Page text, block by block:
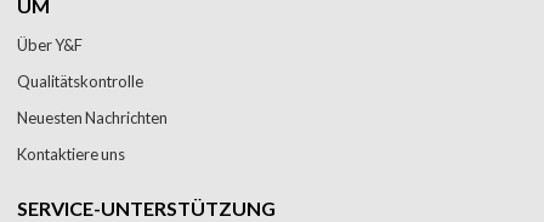
UM
Über Y&F
Qualitätskontrolle
Neuesten Nachrichten
Kontaktiere uns
SERVICE-UNTERSTÜTZUNG